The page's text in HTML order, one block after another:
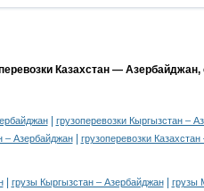
Казахстан —
|
грузоперевозки Кыргызстан –
– Азербайджан| грузоперевозки
| грузы Кыргызстан – Азербайджан|
грузы